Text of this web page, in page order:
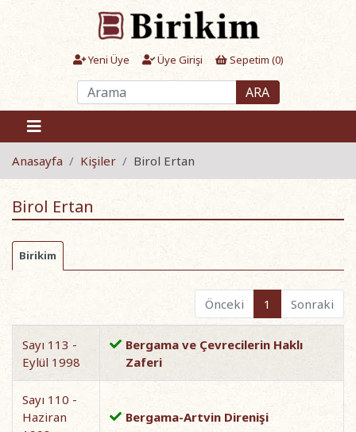
Yeni Üye Üye Girişi Sepetim (0)
ARA
Anasayfa Kişiler Birol Ertan
Birol Ertan
Birikim
Önceki 1 Sonraki
Sayı 113 -
Eylül 1998
Bergama ve Çevrecilerin Haklı
Zaferi
Sayı 110 -
Haziran
Bergama-Artvin Direnişi